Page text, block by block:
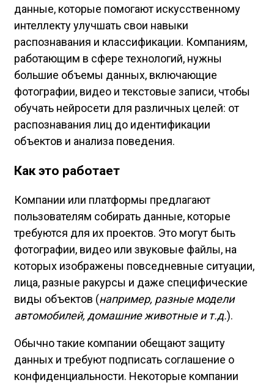
данные, которые помогают искусственному
интеллекту улучшать свои навыки
распознавания и классификации. Компаниям,
работающим в сфере технологий, нужны
большие объемы данных, включающие
фотографии, видео и текстовые записи, чтобы
обучать нейросети для различных целей: от
распознавания лиц до идентификации
объектов и анализа поведения.
Как это работает
Компании или платформы предлагают
пользователям собирать данные, которые
требуются для их проектов. Это могут быть
фотографии, видео или звуковые файлы, на
которых изображены повседневные ситуации,
лица, разные ракурсы и даже специфические
виды объектов (например, разные модели
автомобилей, домашние животные и т.д.).
Обычно такие компании обещают защиту
данных и требуют подписать соглашение о
конфиденциальности. Некоторые компании